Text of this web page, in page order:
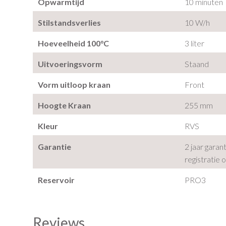
Stilstandsverlies 10 W/h
Hoeveelheid 100°C 3 liter
Uitvoeringsvorm Staand
Vorm uitloop kraan Front
Hoogte Kraan 255 mm
Kleur RVS
Garantie
2 jaar
registratie
Reservoir PRO3
Reviews